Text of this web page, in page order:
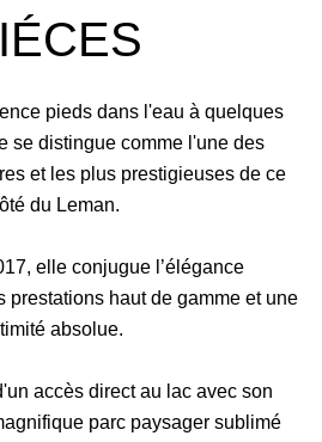
pieds dans l'eau à quelques
se distingue comme l'une des
et les plus prestigieuses de ce
du Leman.
elle conjugue l’élégance
prestations haut de gamme et une
absolue.
accès direct au lac avec son
parc paysager sublimé